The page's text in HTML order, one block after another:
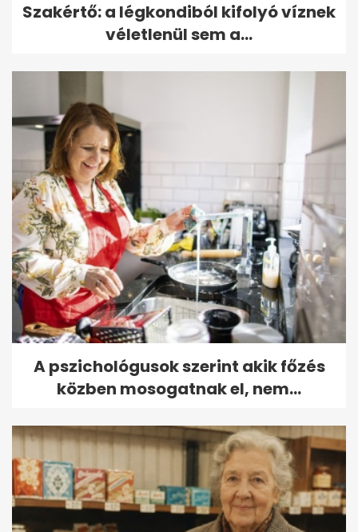
Szakértő: a légkondiból kifolyó víznek
véletlenül sem a...
A pszichológusok szerint akik főzés
közben mosogatnak el, nem...